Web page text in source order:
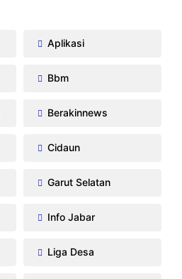
Aplikasi
Bbm
Berakinnews
Cidaun
Garut Selatan
Info Jabar
Liga Desa